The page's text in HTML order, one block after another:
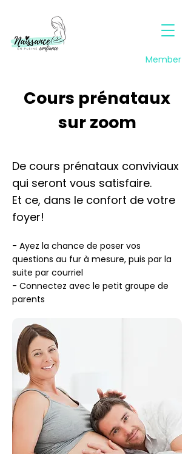
Member
Cours prénataux
sur zoom
De cours prénataux conviviaux
qui seront vous satisfaire.
Et ce, dans le confort de votre
foyer!
- Ayez la chance de poser vos
questions au fur à mesure, puis par la
suite par courriel
- Connectez avec le petit groupe de
parents